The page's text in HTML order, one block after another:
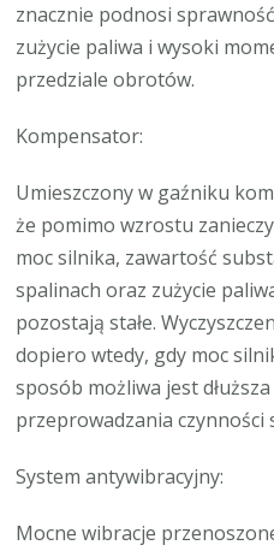
znacznie podnosi
zużycie paliwa i wysoki
przedziale obrotów.
Kompensator:
Umieszczony w gaźniku
że pomimo wzrostu
moc silnika, zawartość
spalinach oraz zużycie
pozostają stałe.
dopiero wtedy, gdy moc
sposób możliwa jest
przeprowadzania czynności
System antywibracyjny:
Mocne wibracje